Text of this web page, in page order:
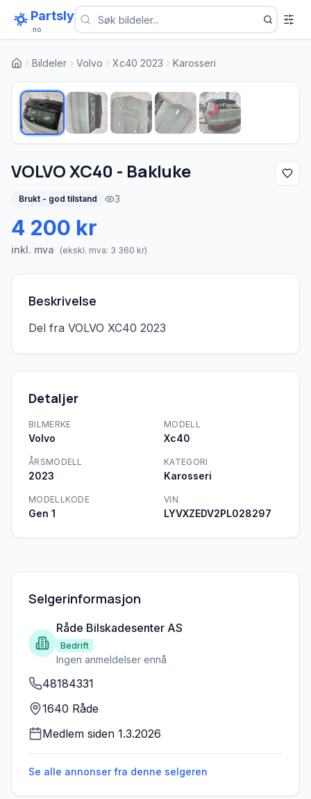
Partsly
.no
Bildeler Volvo Xc40 2023 Karosseri
VOLVO XC40 - Bakluke
Brukt - god tilstand 3
4 200 kr
inkl. mva (ekskl. mva: 3 360 kr)
Beskrivelse
Del fra VOLVO XC40 2023
Detaljer
BILMERKE
Volvo
MODELL
Xc40
ÅRSMODELL
2023
KATEGORI
Karosseri
MODELLKODE
Gen 1
VIN
LYVXZEDV2PL028297
Selgerinformasjon
Råde Bilskadesenter AS
Bedrift
Ingen anmeldelser ennå
48184331
1640 Råde
Medlem siden 1.3.2026
Se alle annonser fra denne selgeren